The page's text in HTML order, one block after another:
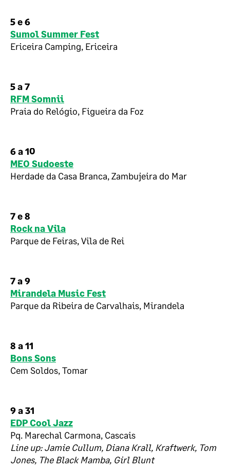
5 e 6
Sumol Summer Fest
Ericeira Camping, Ericeira
5 a 7
RFM Somnii
Praia do Relógio, Figueira da Foz
6 a 10
MEO Sudoeste
Herdade da Casa Branca, Zambujeira do Mar
7 e 8
Rock na Vila
Parque de Feiras, Vila de Rei
7 a 9
Mirandela Music Fest
Parque da Ribeira de Carvalhais, Mirandela
8 a 11
Bons Sons
Cem Soldos, Tomar
9 a 31
EDP Cool Jazz
Pq. Marechal Carmona, Cascais
Line up: Jamie Cullum, Diana Krall, Kraftwerk, Tom
Jones, The Black Mamba, Girl Blunt